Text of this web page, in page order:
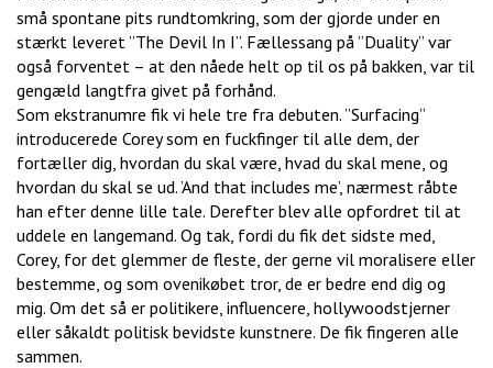
små spontane pits rundtomkring, som der gjorde under en
stærkt leveret ”The Devil In I”. Fællessang på ”Duality” var
også forventet – at den nåede helt op til os på bakken, var til
gengæld langtfra givet på forhånd.
Som ekstranumre fik vi hele tre fra debuten. ”Surfacing”
introducerede Corey som en fuckfinger til alle dem, der
fortæller dig, hvordan du skal være, hvad du skal mene, og
hvordan du skal se ud. ’And that includes me’, nærmest råbte
han efter denne lille tale. Derefter blev alle opfordret til at
uddele en langemand. Og tak, fordi du fik det sidste med,
Corey, for det glemmer de fleste, der gerne vil moralisere eller
bestemme, og som ovenikøbet tror, de er bedre end dig og
mig. Om det så er politikere, influencere, hollywoodstjerner
eller såkaldt politisk bevidste kunstnere. De fik fingeren alle
sammen.